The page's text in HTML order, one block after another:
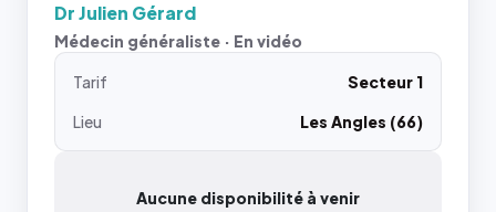
Dr Julien Gérard
Médecin généraliste · En vidéo
Tarif
Secteur 1
Lieu
Les Angles (66)
Aucune disponibilité à venir